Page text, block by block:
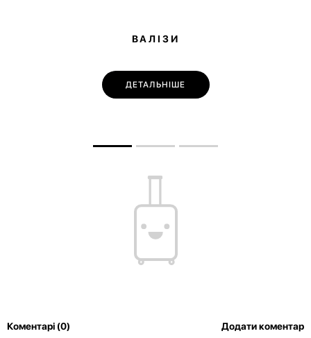
ВАЛІЗИ
ДЕТАЛЬНІШЕ
Коментарі (0) Додати коментар